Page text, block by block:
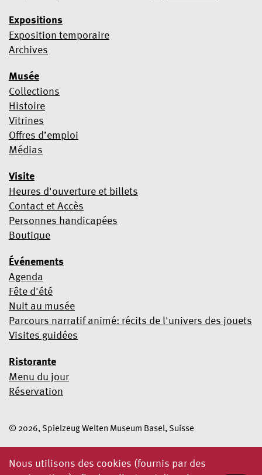
Nous utilisons des cookies (fournis par des
Expositions
Exposition temporaire
Archives
Musée
Collections
Histoire
Vitrines
Offres d’emploi
Médias
Visite
Heures d'ouverture et billets
Contact et Accès
Personnes handicapées
Boutique
Événements
Agenda
Fête d'été
Nuit au musée
Parcours narratif animé: récits de l'univers des jouets
Visites guidées
Ristorante
Menu du jour
Réservation
Oui, je souhaite m’abonner à la newsletter
cliquant ci-dessous pour vous abonner, vous acceptez que vos
informations soient transférées à Mailchimp à des fins de
traitement.Pour en savoir plus sur les pratiques de
confidentialité de Mailchimp, cliquez ici
© 2026, Spielzeug Welten Museum Basel, Suisse